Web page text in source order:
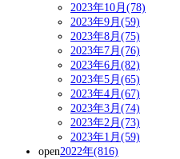
2023年10月(78)
2023年9月(59)
2023年8月(75)
2023年7月(76)
2023年6月(82)
2023年5月(65)
2023年4月(67)
2023年3月(74)
2023年2月(73)
2023年1月(59)
open2022年(816)